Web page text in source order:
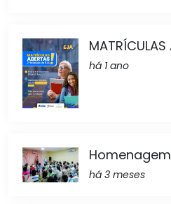
há 1 ano
há 3 meses